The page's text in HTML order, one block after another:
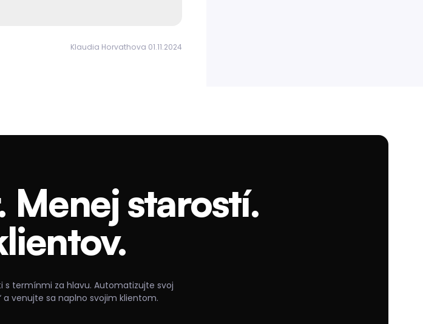
Klaudia Horvathova 01.11.2024
Menej starostí.
s termínmi za hlavu. Automatizujte svoj
a venujte sa naplno svojim klientom.